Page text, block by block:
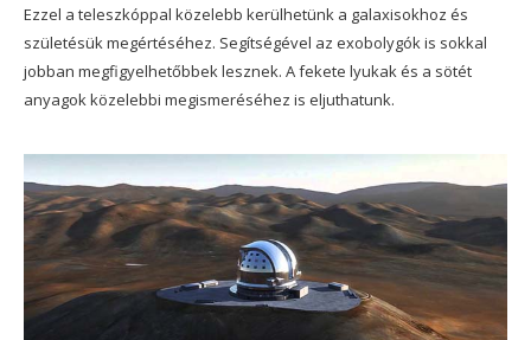
Ezzel a teleszkóppal közelebb kerülhetünk a galaxisokhoz és
születésük megértéséhez. Segítségével az exobolygók is sokkal
jobban megfigyelhetőbbek lesznek. A fekete lyukak és a sötét
anyagok közelebbi megismeréséhez is eljuthatunk.